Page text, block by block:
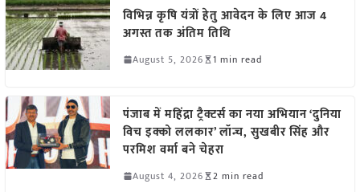
विभिन्न कृषि यंत्रों हेतु आवेदन के लिए आज 4
अगस्त तक अंतिम तिथि
August 5, 2026 1 min read
पंजाब में महिंद्रा ट्रैक्टर्स का नया अभियान ‘दुनिया
विच इक्को ललकार’ लॉन्च, सुखबीर सिंह और
परमिश वर्मा बने चेहरा
August 4, 2026 2 min read